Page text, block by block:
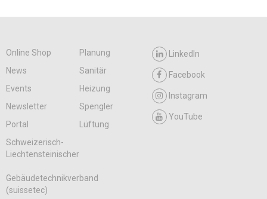
Online Shop
Planung
News
Sanitär
Events
Heizung
Newsletter
Spengler
Portal
Lüftung
LinkedIn
Facebook
Instagram
YouTube
Schweizerisch-
Liechtensteinischer
Gebäudetechnikverband
(suissetec)